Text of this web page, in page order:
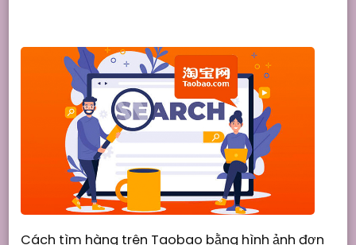
Cách tìm hàng trên Taobao bằng hình ảnh đơn